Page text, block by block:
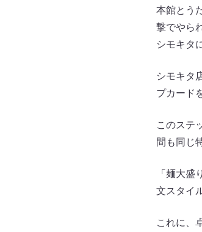
本館とう
撃でやら
シモキタ
シモキタ
プカード
このステ
間も同じ
「麺大
文スタイ
これに、